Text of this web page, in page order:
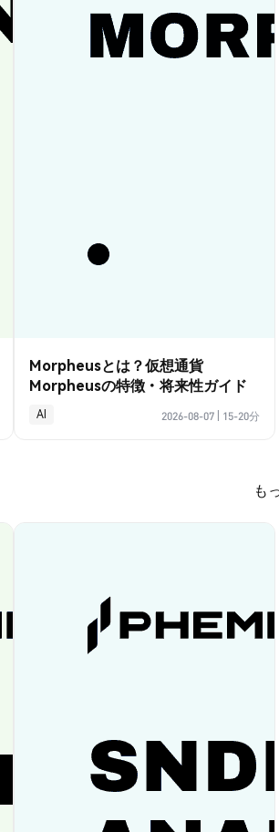
Morpheusとは？仮想通貨
Morpheusの特徴・将来性ガイド
AI 2026-08-07 15-20分
も